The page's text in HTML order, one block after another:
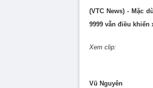
(VTC News) - Mặc
9999 vẫn điều
Xem clip:
Vũ Nguyên